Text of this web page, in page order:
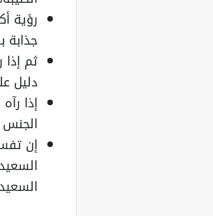
رؤية
ثم
دليل
إذا
إن